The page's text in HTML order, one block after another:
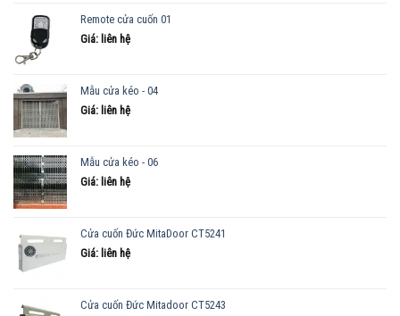
Remote cửa cuốn 01
Giá: liên hệ
Mẫu cửa kéo - 04
Giá: liên hệ
Mẫu cửa kéo - 06
Giá: liên hệ
Cửa cuốn Đức MitaDoor CT5241
Giá: liên hệ
Cửa cuốn Đức Mitadoor CT5243